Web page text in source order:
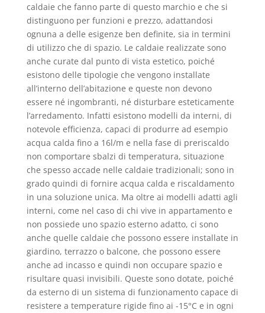
caldaie che fanno parte di questo marchio e che si
distinguono per funzioni e prezzo, adattandosi
ognuna a delle esigenze ben definite, sia in termini
di utilizzo che di spazio. Le caldaie realizzate sono
anche curate dal punto di vista estetico, poiché
esistono delle tipologie che vengono installate
all’interno dell’abitazione e queste non devono
essere né ingombranti, né disturbare esteticamente
l’arredamento. Infatti esistono modelli da interni, di
notevole efficienza, capaci di produrre ad esempio
acqua calda fino a 16l/m e nella fase di preriscaldo
non comportare sbalzi di temperatura, situazione
che spesso accade nelle caldaie tradizionali; sono in
grado quindi di fornire acqua calda e riscaldamento
in una soluzione unica. Ma oltre ai modelli adatti agli
interni, come nel caso di chi vive in appartamento e
non possiede uno spazio esterno adatto, ci sono
anche quelle caldaie che possono essere installate in
giardino, terrazzo o balcone, che possono essere
anche ad incasso e quindi non occupare spazio e
risultare quasi invisibili. Queste sono dotate, poiché
da esterno di un sistema di funzionamento capace di
resistere a temperature rigide fino ai -15°C e in ogni